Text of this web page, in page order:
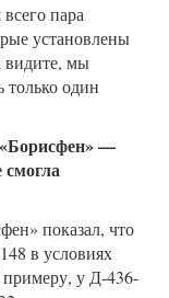
пара
установлены
мы
только один
—
показал, что
в условиях
примеру, у Д-436-